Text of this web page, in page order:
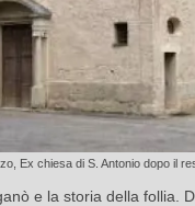
Ex chiesa di S. Antonio dopo il
e la storia della follia.